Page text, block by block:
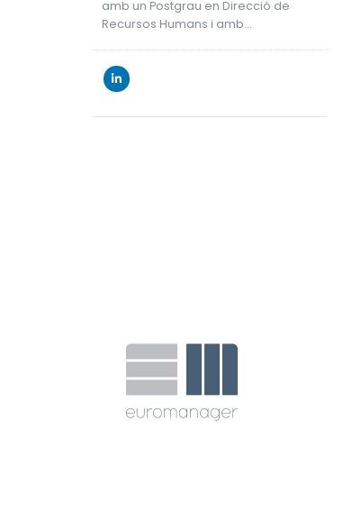
Direcció d’Empreses per CUNEF.
Va iniciar la seva trajectòria
professional en…